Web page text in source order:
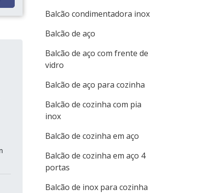
Balcão condimentadora inox
Balcão de aço
Balcão de aço com frente de
vidro
Balcão de aço para cozinha
Balcão de cozinha com pia
inox
Balcão de cozinha em aço
Balcão de cozinha em aço 4
portas
Balcão de inox para cozinha